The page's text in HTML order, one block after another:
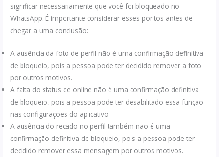
significar necessariamente que você foi bloqueado no
WhatsApp. É importante considerar esses pontos antes de
chegar a uma conclusão:
A ausência da foto de perfil não é uma confirmação definitiva
de bloqueio, pois a pessoa pode ter decidido remover a foto
por outros motivos.
A falta do status de online não é uma confirmação definitiva
de bloqueio, pois a pessoa pode ter desabilitado essa função
nas configurações do aplicativo.
A ausência do recado no perfil também não é uma
confirmação definitiva de bloqueio, pois a pessoa pode ter
decidido remover essa mensagem por outros motivos.